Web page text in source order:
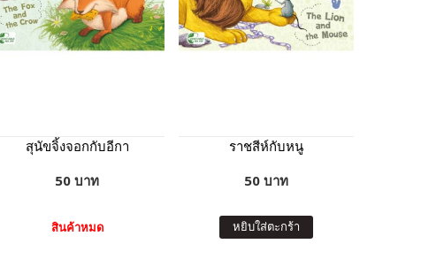
สุนัขจิ้งจอกกับอีกา
50 บาท
สินค้าหมด
ราชสีห์กับหนู
50 บาท
หยิบใส่ตะกร้า